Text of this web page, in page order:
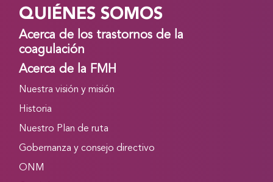
QUIÉNES SOMOS
Acerca de los trastornos de la
coagulación
Acerca de la FMH
Nuestra visión y misión
Historia
Nuestro Plan de ruta
Gobernanza y consejo directivo
ONM